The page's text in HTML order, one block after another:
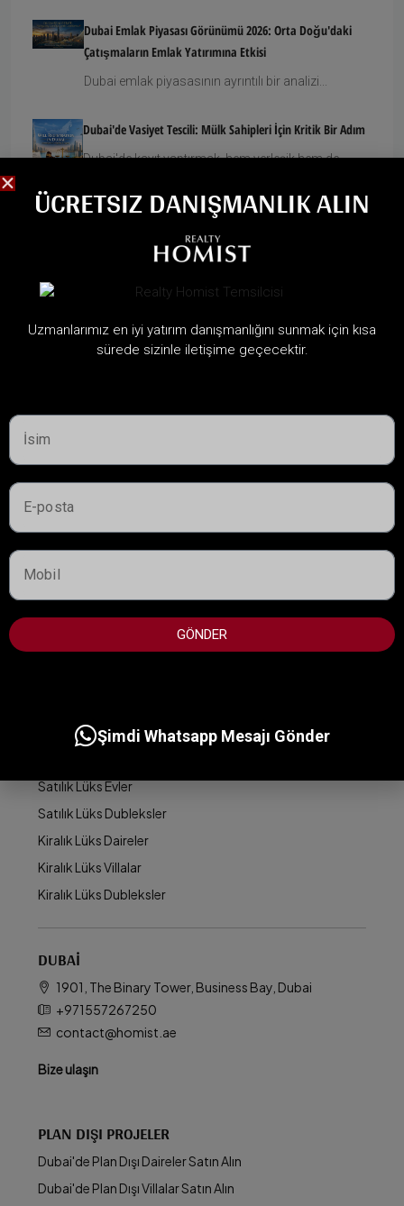
Dubai Emlak Piyasası Görünümü 2026: Orta Doğu'daki
Çatışmaların Emlak Yatırımına Etkisi
Dubai emlak piyasasının ayrıntılı bir analizi...
Dubai'de Vasiyet Tescili: Mülk Sahipleri İçin Kritik Bir Adım
Dubai'de kayıt yaptırmak, hem yerleşik hem de
Kapısını Açabilir Mi?
Dubai'deki En İyi Geliştiriciler
BAE Altın Vize Programı
Dubai'de Mülk Yönetimi
Realty Homist Hakkında
REALTY HOMIST OFISLERI:
Satılık Lüks Daireler
Satılık Lüks Evler
Satılık Lüks Dubleksler
Kiralık Lüks Daireler
Kiralık Lüks Villalar
Kiralık Lüks Dubleksler
DUBAI
1901, The Binary Tower, Business Bay, Dubai
+971557267250
contact@homist.ae
Bize ulaşın
PLAN DIŞI PROJELER
Dubai'de Plan Dışı Daireler Satın Alın
Dubai'de Plan Dışı Villalar Satın Alın
ÜCRETSIZ DANIŞMANLIK ALIN
Uzmanlarımız en iyi yatırım danışmanlığını sunmak için kısa
sürede sizinle iletişime geçecektir.
GÖNDER
Şimdi Whatsapp Mesajı Gönder